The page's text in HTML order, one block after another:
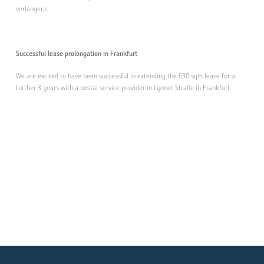
verlängern.
Successful lease prolongation in Frankfurt
We are excited to have been successful in extending the 630 sqm lease for a
further 3 years with a postal service provider in Lyoner Straße in Frankfurt.